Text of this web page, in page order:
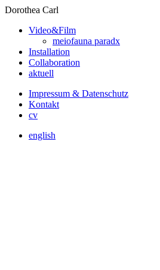
Dorothea Carl
Video&Film
meiofauna paradx
Installation
Collaboration
aktuell
Impressum & Datenschutz
Kontakt
cv
english